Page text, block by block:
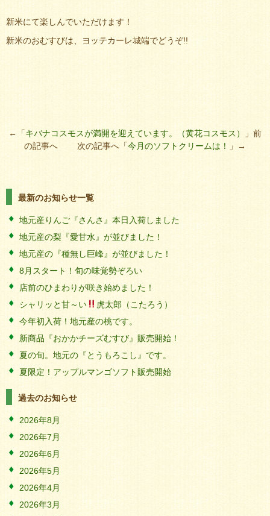
新米にて楽しんでいただけます！
新米のおむすびは、ヨッテカーレ城端でどうぞ!!
←「キバナコスモスが満開を迎えています。（黄花コスモス）
」前
の記事へ 次の記事へ「今月のソフトクリームは！ 」→
最新のお知らせ一覧
地元産りんご『さんさ』本日入荷しました
地元産の梨『愛甘水』が並びました！
地元産の『種無し巨峰』が並びました！
8月スタート！旬の味覚勢ぞろい
店前のひまわりが咲き始めました！
シャリッと甘～い
虎太郎（こたろう）
今年初入荷！地元産の桃です。
新商品『おかかチーズむすび』販売開始！
夏の旬。地元の『とうもろこし』です。
夏限定！アップルマンゴソフト販売開始
過去のお知らせ
2026年8月
2026年7月
2026年6月
2026年5月
2026年4月
2026年3月